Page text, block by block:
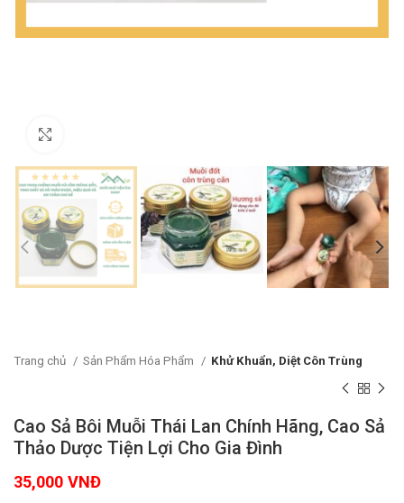
Trang chủ Sản Phẩm Hóa Phẩm Khử Khuẩn, Diệt Côn Trùng
Cao Sả Bôi Muỗi Thái Lan Chính Hãng, Cao Sả
Thảo Dược Tiện Lợi Cho Gia Đình
35,000 VNĐ